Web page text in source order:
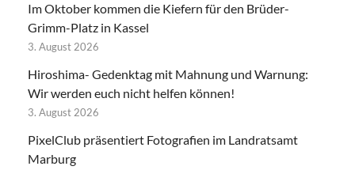
Im Oktober kommen die Kiefern für den Brüder-
Grimm-Platz in Kassel
3. August 2026
Hiroshima- Gedenktag mit Mahnung und Warnung:
Wir werden euch nicht helfen können!
3. August 2026
PixelClub präsentiert Fotografien im Landratsamt
Marburg